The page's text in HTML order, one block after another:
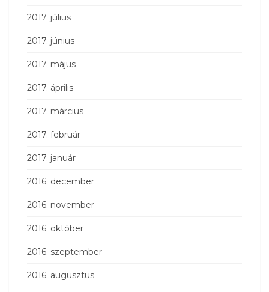
2017. július
2017. június
2017. május
2017. április
2017. március
2017. február
2017. január
2016. december
2016. november
2016. október
2016. szeptember
2016. augusztus